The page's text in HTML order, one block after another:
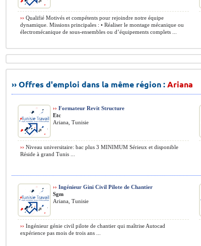
›› Qualifié Motivés et compétents pour rejoindre notre équipe
dynamique. Missions principales : • Réaliser le montage mécanique ou
électromécanique de sous-ensembles ou d’équipements complets ...
›› Offres d'emploi dans la même région :Ariana
›› Formateur Revit Structure
Etc
Ariana, Tunisie
›› Niveau universitaire: bac plus 3 MINIMUM Sérieux et disponible
Réside à grand Tunis ...
›› Ingénieur Gini Civil Pilote de Chantier
Sgm
Ariana, Tunisie
›› Ingénieur génie civil pilote de chantier qui maîtrise Autocad
expérience pas mois de trois ans ...